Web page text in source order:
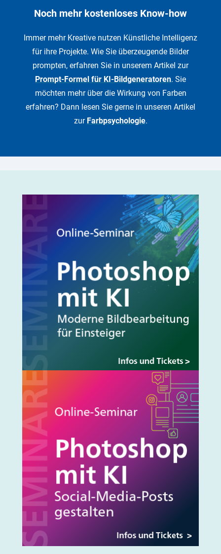
Noch mehr kostenloses Know-how
Immer mehr Kreative nutzen Künstliche Intelligenz
für ihre Projekte. Wie Sie überzeugende Bilder
prompten, erfahren Sie in unserem Artikel zur
Prompt-Formel für KI-Bildgeneratoren. Sie
möchten mehr über die Wirkung von Farben
erfahren? Dann lesen Sie gerne in unseren Artikel
zur Farbpsychologie.